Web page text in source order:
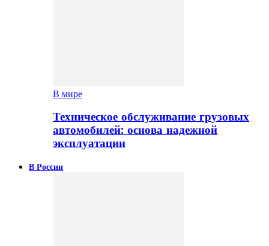
В мире
Техническое обслуживание грузовых
автомобилей: основа надежной
эксплуатации
В России